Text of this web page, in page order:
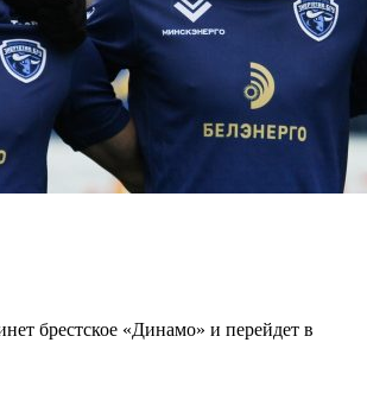
брестское «Динамо» и перейдет в